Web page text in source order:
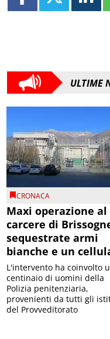
ULTIME
CRONACA
Maxi operazione al
carcere di
sequestrate armi
bianche e un
L'intervento ha coinvolto
centinaio di uomini della
Polizia penitenziaria,
provenienti da tutti gli
del Provveditorato